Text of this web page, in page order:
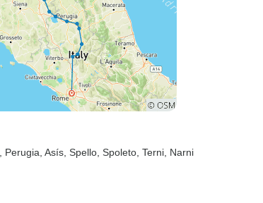
, Perugia , Asís , Spello , Spoleto , Terni , Narni